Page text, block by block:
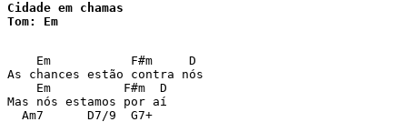
Cidade em chamas
Tom: Em
    Em           F#m     D
As chances estão contra nós
    Em          F#m  D
Mas nós estamos por aí
  Am7      D7/9  G7+